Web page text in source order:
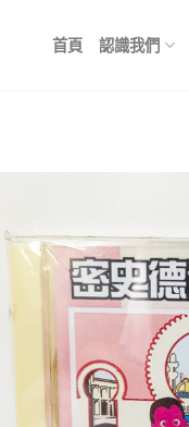
首頁 認識我們